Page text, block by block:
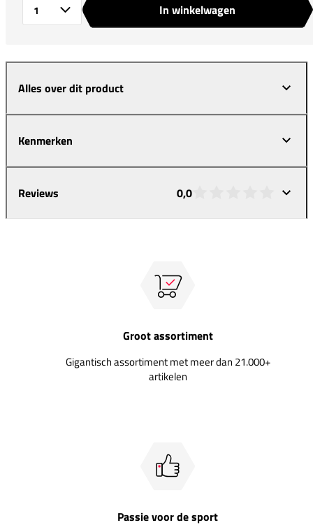
In winkelwagen
Alles over dit product
Kenmerken
Reviews 0,0
Groot assortiment
Gigantisch assortiment met meer dan 21.000+
artikelen
Passie voor de sport